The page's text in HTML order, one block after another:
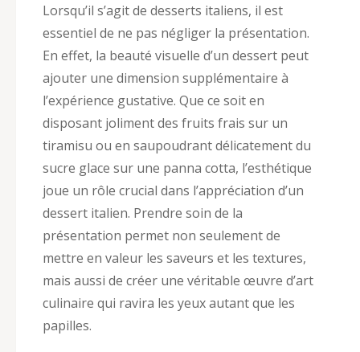
Lorsqu’il s’agit de desserts italiens, il est
essentiel de ne pas négliger la présentation.
En effet, la beauté visuelle d’un dessert peut
ajouter une dimension supplémentaire à
l’expérience gustative. Que ce soit en
disposant joliment des fruits frais sur un
tiramisu ou en saupoudrant délicatement du
sucre glace sur une panna cotta, l’esthétique
joue un rôle crucial dans l’appréciation d’un
dessert italien. Prendre soin de la
présentation permet non seulement de
mettre en valeur les saveurs et les textures,
mais aussi de créer une véritable œuvre d’art
culinaire qui ravira les yeux autant que les
papilles.